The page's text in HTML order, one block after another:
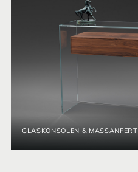
GLASKONSOLEN &